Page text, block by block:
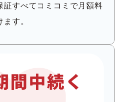
証すべてコミコミで月額料
す。